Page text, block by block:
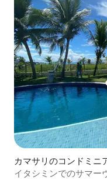
カマサリのコンドミニ
イタシミンでのサマー